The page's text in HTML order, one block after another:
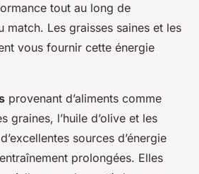
tout au long de
match. Les graisses saines et les
vous fournir cette énergie
provenant d’aliments comme
graines, l’huile d’olive et les
sources d’énergie
prolongées. Elles